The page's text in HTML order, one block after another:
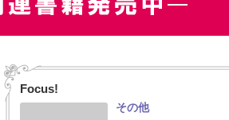
Focus!
その他